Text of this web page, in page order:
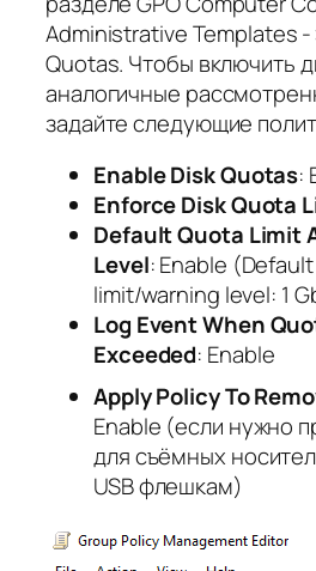
Administrative Templates
Quotas. Чтобы включить
аналогичные
задайте следующие
Enable Disk Quotas:
Enforce Disk Quota
Default Quota Limit
Level: Enable
limit/warning level: 1
Log Event When
Exceeded: Enable
Apply Policy To
Enable (если нужно
для съёмных
USB флешкам)